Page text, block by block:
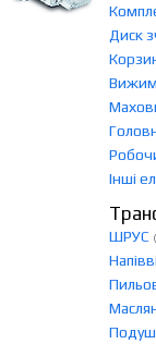
Диск
Інші
ШРУС